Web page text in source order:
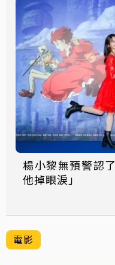
楊小黎無預警認
他掉眼淚」
電影